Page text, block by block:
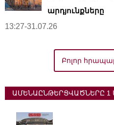
արդյունքները
13:27-31.07.26
Բոլոր
ԱՄԵՆԱԸՆԹԵՐՑՎԱԾՆԵՐԸ 1